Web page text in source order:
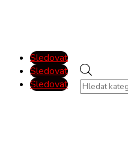
Sledovat
Sledovat
Sledovat
search